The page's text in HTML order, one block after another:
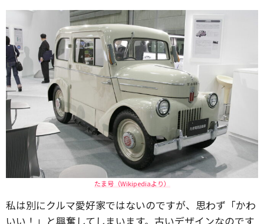
たま号（Wikipediaより）
私は別にクルマ愛好家ではないのですが、思わず「かわ
いい！」と興奮してしまいます。古いデザインなのです